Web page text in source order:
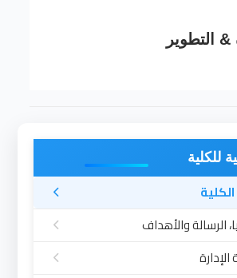
& التطوير
للكلية
الرسالة والأهداف